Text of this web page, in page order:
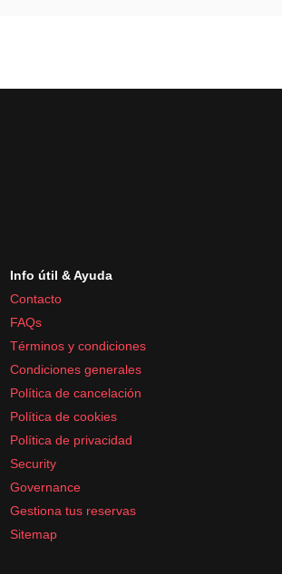
Info útil & Ayuda
Contacto
FAQs
Términos y condiciones
Condiciones generales
Política de cancelación
Política de cookies
Política de privacidad
Security
Governance
Gestiona tus reservas
Sitemap